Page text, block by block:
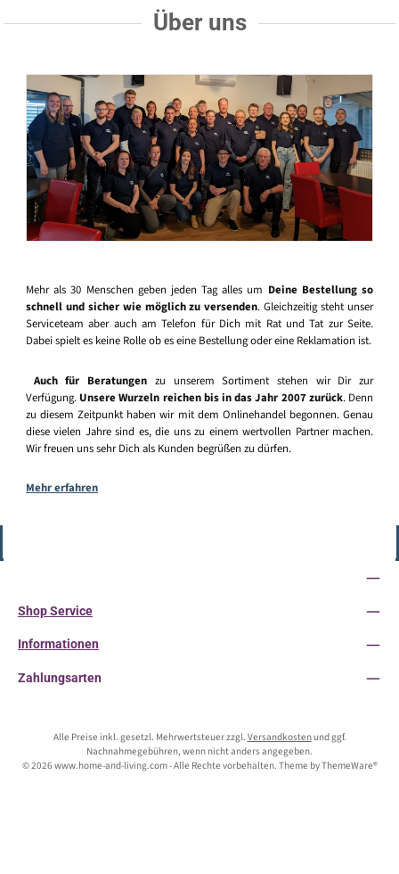
Über uns
Mehr als 30 Menschen geben jeden Tag alles um Deine Bestellung so
schnell und sicher wie möglich zu versenden. Gleichzeitig steht unser
Serviceteam aber auch am Telefon für Dich mit Rat und Tat zur Seite.
Dabei spielt es keine Rolle ob es eine Bestellung oder eine Reklamation ist.
Auch für Beratungen zu unserem Sortiment stehen wir Dir zur
Verfügung. Unsere Wurzeln reichen bis in das Jahr 2007 zurück. Denn
zu diesem Zeitpunkt haben wir mit dem Onlinehandel begonnen. Genau
diese vielen Jahre sind es, die uns zu einem wertvollen Partner machen.
Wir freuen uns sehr Dich als Kunden begrüßen zu dürfen.
Mehr erfahren
Shop Service
Informationen
Zahlungsarten
Alle Preise inkl. gesetzl. Mehrwertsteuer zzgl. Versandkostenund ggf.
Nachnahmegebühren, wenn nicht anders angegeben.
© 2026 www.home-and-living.com - Alle Rechte vorbehalten. Theme byThemeWare®